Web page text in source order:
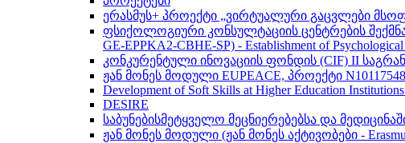
ერასმუს+ პროექტი „ვირტუალური გაცვლები
ფსიქოლოგიური კონსულტაციის ცენტრების
GE-EPPKA2-CBHE-SP) - Establishment of
კონკურენტული ინოვაციის ფონდის (CIF) II
ჟან მონეს მოდული EUPEACE, პროექტი
Development of Soft Skills at Higher Education
DESIRE
საბუნებისმეტყველო მეცნიერებებსა და
ჟან მონეს მოდული (ჟან მონეს აქტივობები -